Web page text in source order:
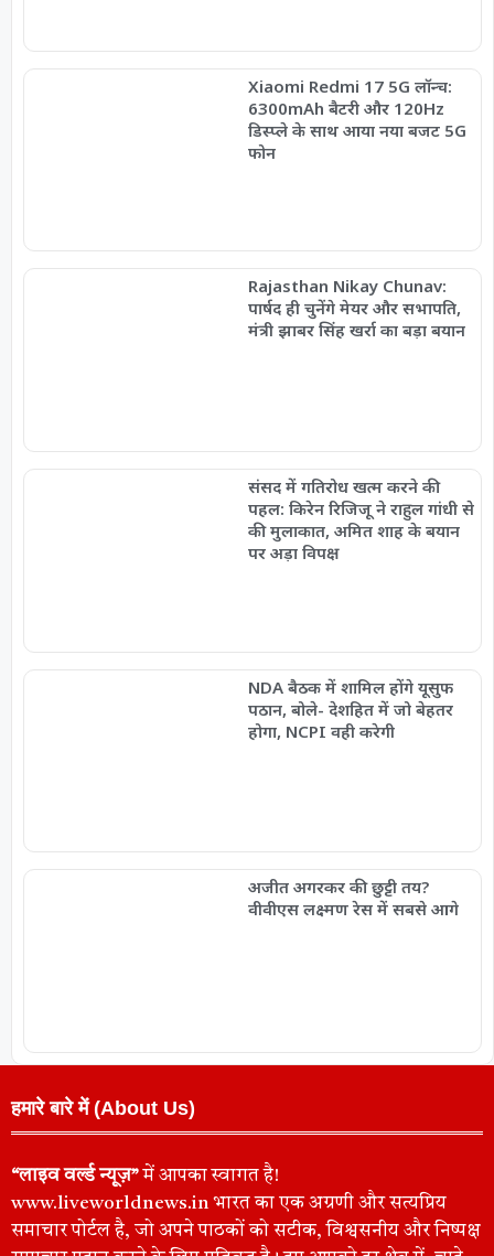
Xiaomi Redmi 17 5G लॉन्च:
6300mAh बैटरी और 120Hz
डिस्प्ले के साथ आया नया बजट 5G
फोन
Rajasthan Nikay Chunav:
पार्षद ही चुनेंगे मेयर और सभापति,
मंत्री झाबर सिंह खर्रा का बड़ा बयान
संसद में गतिरोध खत्म करने की
पहल: किरेन रिजिजू ने राहुल गांधी से
की मुलाकात, अमित शाह के बयान
पर अड़ा विपक्ष
NDA बैठक में शामिल होंगे यूसुफ
पठान, बोले- देशहित में जो बेहतर
होगा, NCPI वही करेगी
अजीत अगरकर की छुट्टी तय?
वीवीएस लक्ष्मण रेस में सबसे आगे
हमारे बारे में (About Us)
“लाइव वर्ल्ड न्यूज़”में आपका स्वागत है!
www.liveworldnews.in भारत का एक अग्रणी और सत्यप्रिय
समाचार पोर्टल है, जो अपने पाठकों को सटीक, विश्वसनीय और निष्पक्ष